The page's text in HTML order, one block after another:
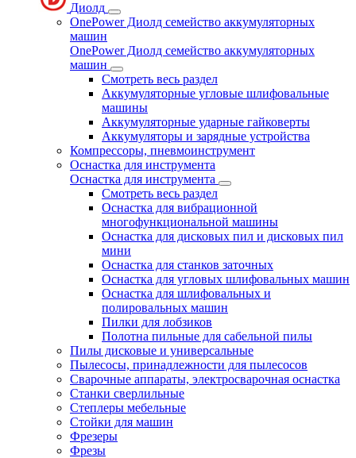
Диолд
OnePower Диолд семейство аккумуляторных
машин
OnePower Диолд семейство аккумуляторных
машин
Смотреть весь раздел
Аккумуляторные угловые шлифовальные
машины
Аккумуляторные ударные гайковерты
Аккумуляторы и зарядные устройства
Компрессоры, пневмоинструмент
Оснастка для инструмента
Оснастка для инструмента
Смотреть весь раздел
Оснастка для вибрационной
многофункциональной машины
Оснастка для дисковых пил и дисковых пил
мини
Оснастка для станков заточных
Оснастка для угловых шлифовальных машин
Оснастка для шлифовальных и
полировальных машин
Пилки для лобзиков
Полотна пильные для сабельной пилы
Пилы дисковые и универсальные
Пылесосы, принадлежности для пылесосов
Сварочные аппараты, электросварочная оснастка
Станки сверлильные
Степлеры мебельные
Стойки для машин
Фрезеры
Фрезы